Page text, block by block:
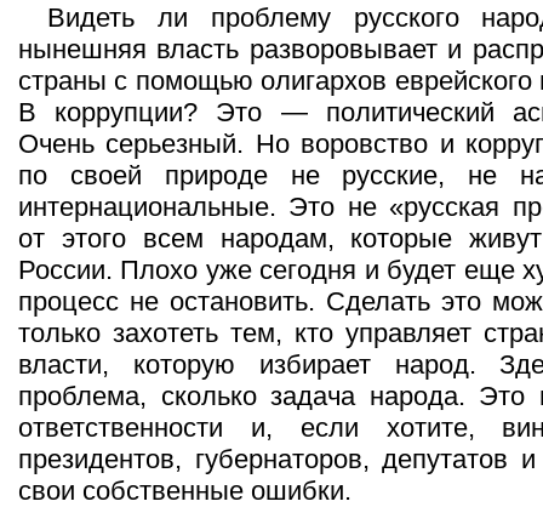
Видеть ли проблему русского
нынешняя власть разворовывает и
страны с помощью олигархов еврейского
В коррупции? Это — политический
Очень серьезный. Но воровство и
по своей природе не русские, не
интернациональные. Это не «русская
от этого всем народам, которые
России. Плохо уже сегодня и будет еще
процесс не остановить. Сделать это
только захотеть тем, кто управляет
власти, которую избирает народ.
проблема, сколько задача народа. Это
ответственности и, если хотите,
президентов, губернаторов, депутатов
свои собственные ошибки.